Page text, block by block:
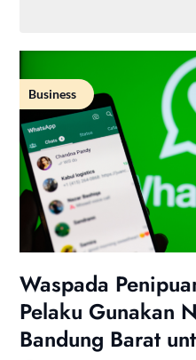
Business
Waspada
Pelaku Gunakan
Bandung Barat